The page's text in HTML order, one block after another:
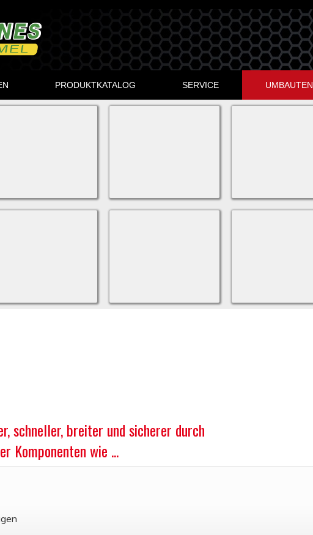
PRODUKTKATALOG SERVICE UMBAUTEN
schneller, breiter und sicherer durch
Komponenten wie ...